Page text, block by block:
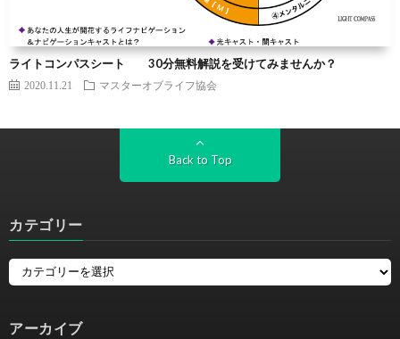
ライトコンパスシート 30分無料解説を受けてみませんか？
2020.11.21 マスターオブライフ協会
Back to Top
カテゴリー
アーカイブ